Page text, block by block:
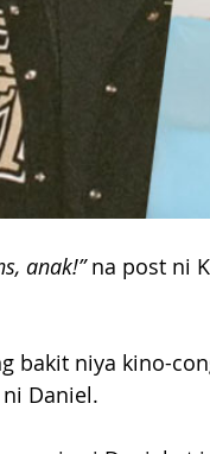
anak!” na post ni
bakit niya kino-
Daniel.